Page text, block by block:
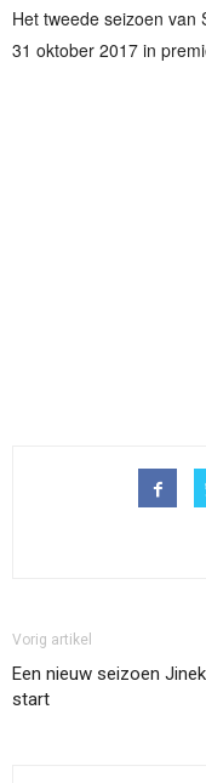
Het tweede seizoen van
31 oktober 2017 in
Vorig artikel
Een nieuw seizoen
start